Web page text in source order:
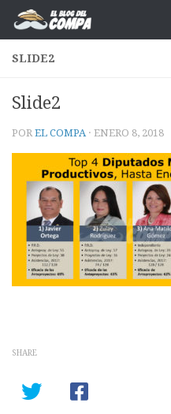
Saltar al contenido
SLIDE2
Slide2
POR EL COMPA · ENERO 8, 2018
SHARE